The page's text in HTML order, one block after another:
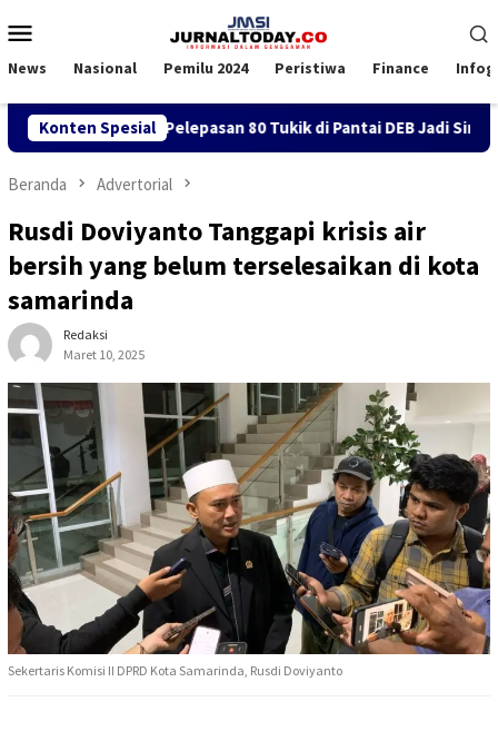
ke
Mobile
News Nasional Pemilu 2024 Peristiwa Finance
Konten Spesial
Balikpapan, Pelepasan 80 Tukik di Pantai DEB Jadi Simbol
Beranda Advertorial
Rusdi Doviyanto Tanggapi krisis air
bersih yang belum terselesaikan di kota
samarinda
Redaksi
Maret 10, 2025
Sekertaris Komisi II DPRD Kota Samarinda, Rusdi Doviyanto